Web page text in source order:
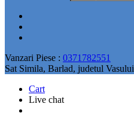
Vanzari Piese : 0371782551
Sat Simila, Barlad, judetul Vasului
Cart
Live chat